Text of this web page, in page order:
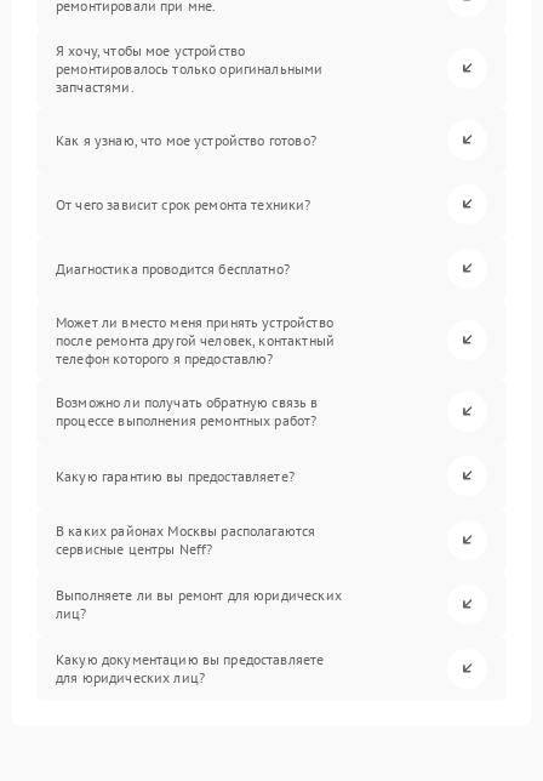
ремонтировали при мне.
Я хочу, чтобы мое устройство
ремонтировалось только оригинальными
запчастями.
Как я узнаю, что мое устройство готово?
От чего зависит срок ремонта техники?
Диагностика проводится бесплатно?
Может ли вместо меня принять устройство
после ремонта другой человек, контактный
телефон которого я предоставлю?
Возможно ли получать обратную связь в
процессе выполнения ремонтных работ?
Какую гарантию вы предоставляете?
В каких районах Москвы располагаются
сервисные центры Neff?
Выполняете ли вы ремонт для юридических
лиц?
Какую документацию вы предоставляете
для юридических лиц?